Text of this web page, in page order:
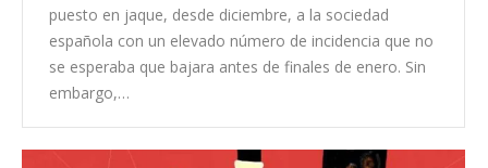
puesto en jaque, desde diciembre, a la sociedad
española con un elevado número de incidencia que no
se esperaba que bajara antes de finales de enero. Sin
embargo,…